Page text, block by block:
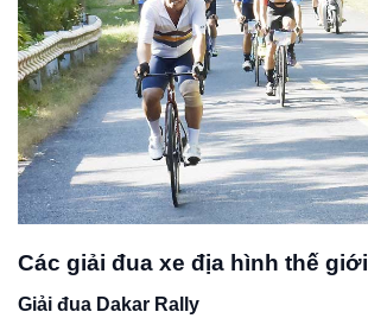
Các giải đua xe địa hình thế giới
Giải đua Dakar Rally